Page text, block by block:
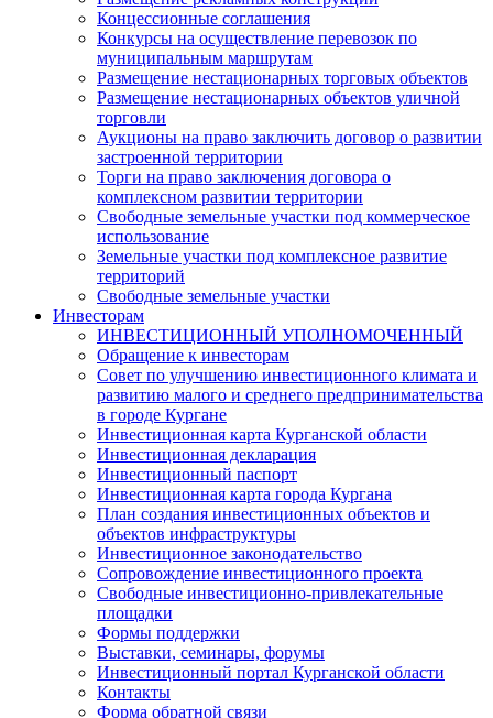
Концессионные соглашения
Конкурсы на осуществление перевозок по
муниципальным маршрутам
Размещение нестационарных торговых объектов
Размещение нестационарных объектов уличной
торговли
Аукционы на право заключить договор о развитии
застроенной территории
Торги на право заключения договора о
комплексном развитии территории
Свободные земельные участки под коммерческое
использование
Земельные участки под комплексное развитие
территорий
Свободные земельные участки
Инвесторам
ИНВЕСТИЦИОННЫЙ УПОЛНОМОЧЕННЫЙ
Обращение к инвесторам
Совет по улучшению инвестиционного климата и
развитию малого и среднего предпринимательства
в городе Кургане
Инвестиционная карта Курганской области
Инвестиционная декларация
Инвестиционный паспорт
Инвестиционная карта города Кургана
План создания инвестиционных объектов и
объектов инфраструктуры
Инвестиционное законодательство
Сопровождение инвестиционного проекта
Свободные инвестиционно-привлекательные
площадки
Формы поддержки
Выставки, семинары, форумы
Инвестиционный портал Курганской области
Контакты
Форма обратной связи